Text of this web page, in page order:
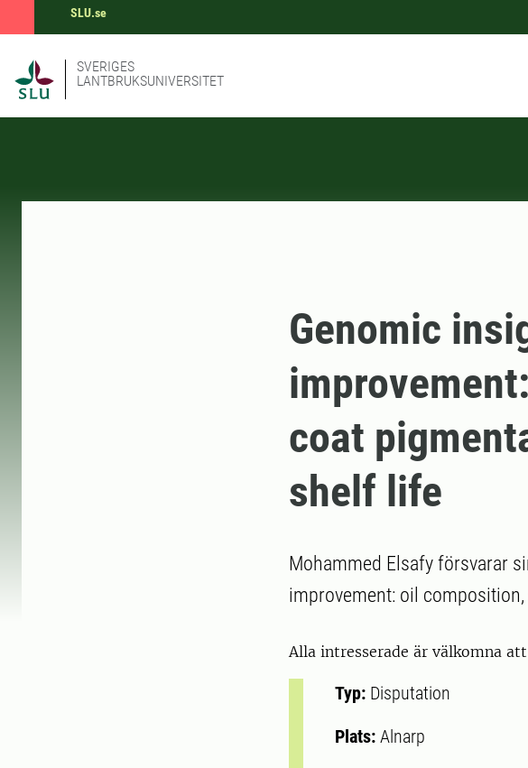
SLU.se
SVERIGES
LANTBRUKSUNIVERSITET
Genomic
coat
shelf life
Mohammed Elsafy försvarar
improvement: oil
Alla intresserade är välkomna
Typ: Disputation
Plats: Alnarp